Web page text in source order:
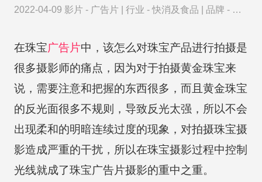
2022-04-09 影片 - 广告片 行业 -快消及食品 品牌 - 京
在珠宝广告片中，该怎么对珠宝产品进行拍摄是
很多摄影师的痛点，因为对于拍摄黄金珠宝来
说，需要注意和把握的东西很多，而且黄金珠宝
的反光面很多不规则，导致反光太强，所以不会
出现柔和的明暗连续过度的现象，对拍摄珠宝摄
影造成严重的干扰，所以在珠宝摄影过程中控制
光线就成了珠宝广告片摄影的重中之重。